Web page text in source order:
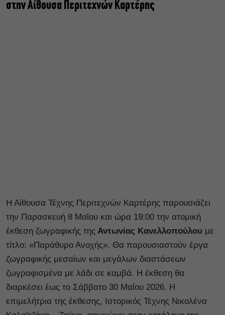
στην Αίθουσα Περιτεχνών Καρτέρης
Η Αίθουσα Τέχνης Περιτεχνών Καρτέρης παρουσιάζει
την Παρασκευή 8 Μαΐου και ώρα 19:00 την ατομική
έκθεση ζωγραφικής της Αντωνίας Κανελλοπούλου με
τίτλο: «Παράθυρο Ανοχής». Θα παρουσιαστούν έργα
ζωγραφικής μεσαίων και μεγάλων διαστάσεων
ζωγραφισμένα με λάδι σε καμβά. Η έκθεση θα
διαρκέσει έως το Σάββατο 30 Μαΐου 2026. Η
επιμελήτρια της έκθεσης, Ιστορικός Τέχνης Νικολένα